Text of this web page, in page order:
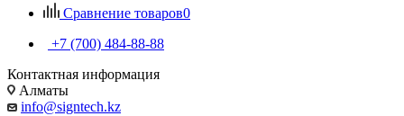
Сравнение товаров0
+7 (700) 484-88-88
Контактная информация
Алматы
info@signtech.kz